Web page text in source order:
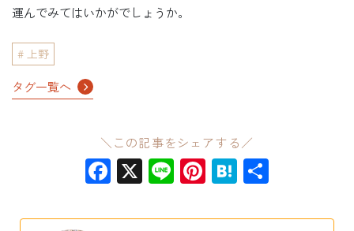
運んでみてはいかがでしょうか。
上野
タグ一覧へ
＼この記事をシェアする／
Facebook
X LinePinterest
Hatena